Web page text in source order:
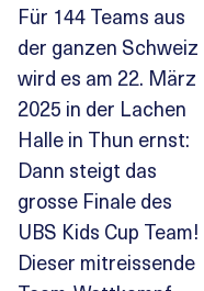
Für 144 Teams aus
der ganzen Schweiz
wird es am 22. März
2025 in der Lachen
Halle in Thun ernst:
Dann steigt das
grosse Finale des
UBS Kids Cup Team!
Dieser mitreissende